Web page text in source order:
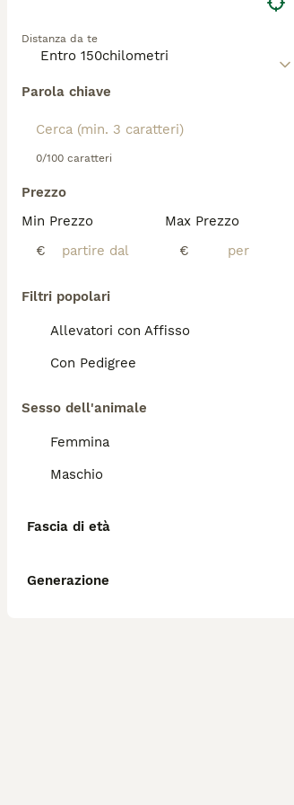
Distanza da te
Parola chiave
0/100 caratteri
Prezzo
Min Prezzo
€
Max Prezzo
€
Filtri popolari
Allevatori con Affisso
Con Pedigree
Sesso dell'animale
Femmina
Maschio
Fascia di età
Generazione